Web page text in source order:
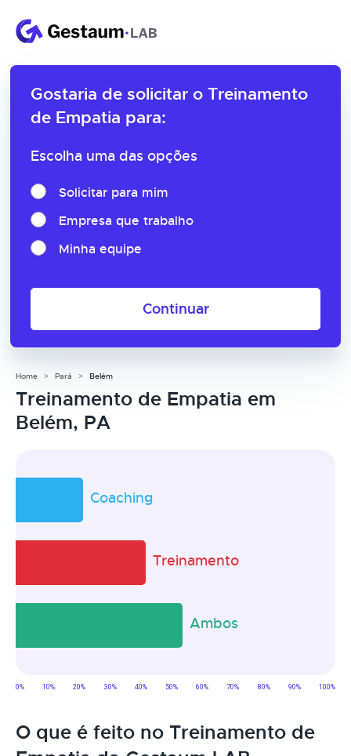
Gostaria de solicitar o Treinamento
de Empatia para:
Escolha uma das opções
Solicitar para mim
Empresa que trabalho
Minha equipe
Continuar
Home Pará Belém
Treinamento de Empatia em
Belém, PA
O que é feito no Treinamento de